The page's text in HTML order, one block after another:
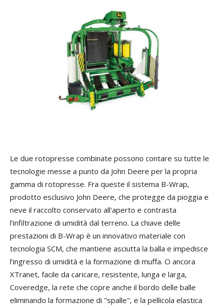
Le due rotopresse combinate possono contare su tutte le
tecnologie messe a punto da John Deere per la propria
gamma di rotopresse. Fra queste il sistema B-Wrap,
prodotto esclusivo John Deere, che protegge da pioggia e
neve il raccolto conservato all'aperto e contrasta
l’infiltrazione di umidità dal terreno. La chiave delle
prestazioni di B-Wrap è un innovativo materiale con
tecnologia SCM, che mantiene asciutta la balla e impedisce
l’ingresso di umidità e la formazione di muffa. O ancora
XTranet, facile da caricare, resistente, lunga e larga,
Coveredge, la rete che copre anche il bordo delle balle
eliminando la formazione di "spalle", e la pellicola elastica